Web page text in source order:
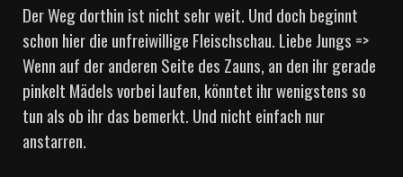
Der Weg dorthin ist nicht sehr weit. Und doch beginnt
schon hier die unfreiwillige Fleischschau. Liebe Jungs =>
Wenn auf der anderen Seite des Zauns, an den ihr gerade
pinkelt Mädels vorbei laufen, könntet ihr wenigstens so
tun als ob ihr das bemerkt. Und nicht einfach nur
anstarren.